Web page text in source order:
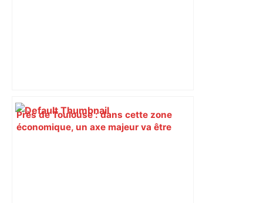
Près de Toulouse : dans cette zone
économique, un axe majeur va être